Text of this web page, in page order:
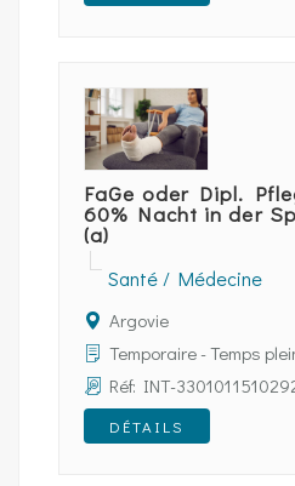
FaGe oder Dipl.
60% Nacht in der
(a)
Santé / Médecine
Argovie
Temporaire - Temps
Réf: INT-
DÉTAILS